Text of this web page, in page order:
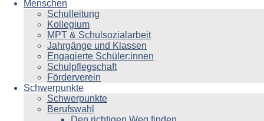
Menschen
Schulleitung
Kollegium
MPT & Schulsozialarbeit
Jahrgänge und Klassen
Engagierte Schüler:innen
Schulpflegschaft
Förderverein
Schwerpunkte
Schwerpunkte
Berufswahl